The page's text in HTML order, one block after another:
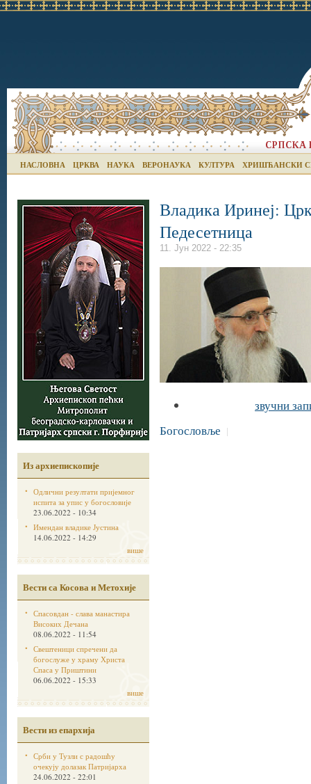
НАСЛОВНА ЦРКВА НАУКА ВЕРОНАУКА КУЛТУРА ХРИШЋАНСКИ
Из архиепископије
Одлични резултати пријемног
испита за упис у богословије
23.06.2022 - 10:34
Имендан владике Јустина
14.06.2022 - 14:29
више
Вести са Косова и Метохије
Спасовдан - слава манастира
Високих Дечана
08.06.2022 - 11:54
Свештеници спречени да
богослуже у храму Христа
Спаса у Приштини
06.06.2022 - 15:33
више
Вести из епархија
Срби у Тузли с радошћу
очекују долазак Патријарха
24.06.2022 - 22:01
Владика Иринеј:
Педесетница
11. Јун 2022 - 22:35
звучни
Богословље |